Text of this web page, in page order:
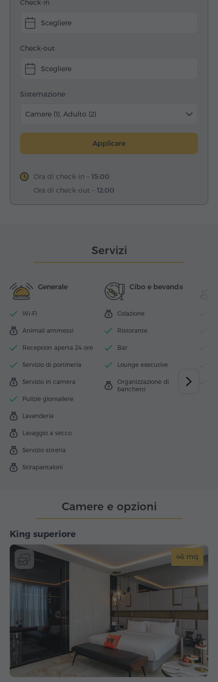
Check-in
Scegliere
Check-out
Scegliere
Sistemazione
Camere (1), Adulto (2)
Applicare
Ora di check-in – 15:00
Ora di check-out – 12:00
Servizi
Generale
Wi-Fi
Animali ammessi
Reception aperta 24 ore
Servizio di portineria
Servizio in camera
Pulizie giornaliere
Lavanderia
Lavaggio a secco
Servizio stireria
Stirapantaloni
Cibo e bevanda
Colazione
Ristorante
Bar
Lounge executive
Organizzazione di
banchetti
King superiore
46 mq
Camere e opzioni